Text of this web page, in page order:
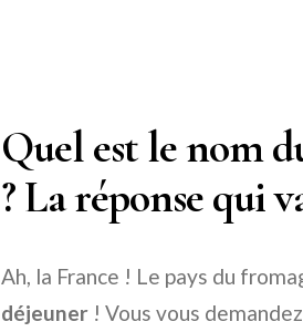
Quel est le nom
? La réponse qui
Ah, la France ! Le pays du
déjeuner ! Vous vous